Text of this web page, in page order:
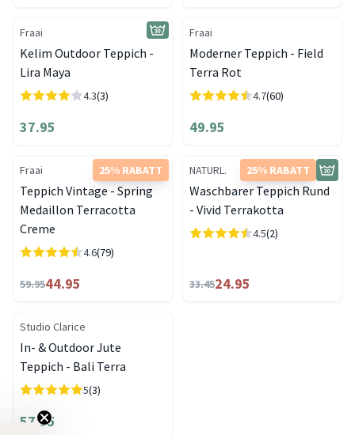
Fraai
Kelim Outdoor Teppich -
Lira Maya
4.3(3)
37.95
Fraai
Moderner Teppich - Field
Terra Rot
4.7(60)
49.95
25% RABATT
Fraai
Teppich Vintage - Spring
Medaillon Terracotta
Creme
4.6(79)
59.9544.95
25% RABATT
NATURL.
Waschbarer Teppich Rund
- Vivid Terrakotta
4.5(2)
33.4524.95
Studio Clarice
In- & Outdoor Jute
Teppich - Bali Terra
5(3)
57.95